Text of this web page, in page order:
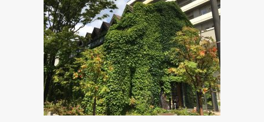
３つのRでセルフケア～Relief,
Relax, Recovery for Oneself
自己の解放・統合 【表現アート
セラピー】